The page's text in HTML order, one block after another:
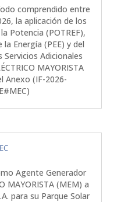
comprendido entre
la aplicación de los
Potencia (POTREF),
Energía (PEE) y del
Adicionales
MAYORISTA
Anexo (IF-2026-
Agente Generador
MAYORISTA (MEM) a
para su Parque Solar